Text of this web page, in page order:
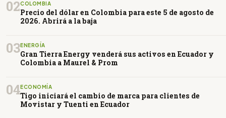
02COLOMBIA
Precio del dólar en Colombia para este 5 de agosto de
2026. Abrirá a la baja
03ENERGÍA
Gran Tierra Energy venderá sus activos en Ecuador y
Colombia a Maurel & Prom
04ECONOMÍA
Tigo iniciará el cambio de marca para clientes de
Movistar y Tuenti en Ecuador